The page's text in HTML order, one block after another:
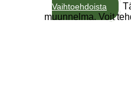
Vaihtoehdoista
muunnelma. Voit